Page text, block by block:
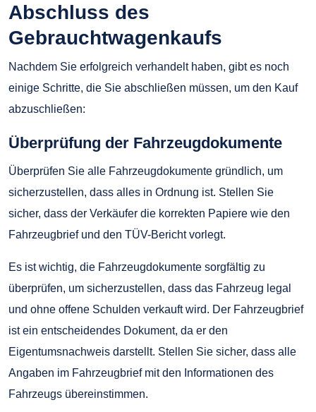
Abschluss des
Gebrauchtwagenkaufs
Nachdem Sie erfolgreich verhandelt haben, gibt es noch
einige Schritte, die Sie abschließen müssen, um den Kauf
abzuschließen:
Überprüfung der Fahrzeugdokumente
Überprüfen Sie alle Fahrzeugdokumente gründlich, um
sicherzustellen, dass alles in Ordnung ist. Stellen Sie
sicher, dass der Verkäufer die korrekten Papiere wie den
Fahrzeugbrief und den TÜV-Bericht vorlegt.
Es ist wichtig, die Fahrzeugdokumente sorgfältig zu
überprüfen, um sicherzustellen, dass das Fahrzeug legal
und ohne offene Schulden verkauft wird. Der Fahrzeugbrief
ist ein entscheidendes Dokument, da er den
Eigentumsnachweis darstellt. Stellen Sie sicher, dass alle
Angaben im Fahrzeugbrief mit den Informationen des
Fahrzeugs übereinstimmen.